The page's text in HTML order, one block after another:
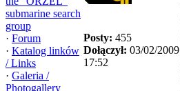
submarine search
group
· Forum
· Katalog linków
/ Links
· Galeria /
Photogallery
Posty: 455
Dołączył: 03/02/2009
17:52